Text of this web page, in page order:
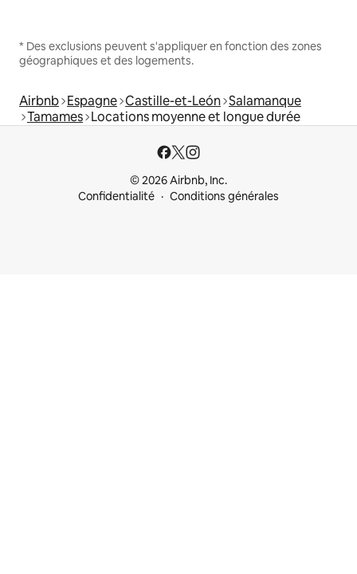
* Des exclusions peuvent s'appliquer en fonction des zones
géographiques et des logements.
Airbnb Espagne Castille-et-León Salamanque
Tamames Locations moyenne et longue durée
© 2026 Airbnb, Inc.
Confidentialité
Conditions générales